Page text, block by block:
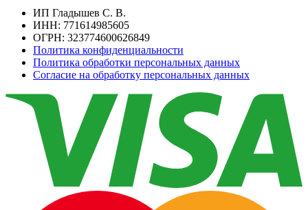
ИП Гладышев С. В.
ИНН: 771614985605
ОГРН: 323774600626849
Политика конфиденциальности
Политика обработки персональных данных
Согласие на обработку персональных данных